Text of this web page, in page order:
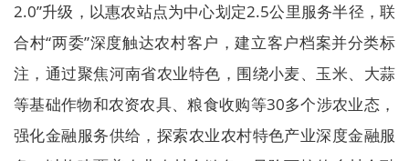
2.0”升级，以惠农站点为中心划定2.5公里服务半径，联
合村“两委”深度触达农村客户，建立客户档案并分类标
注，通过聚焦河南省农业特色，围绕小麦、玉米、大蒜
等基础作物和农资农具、粮食收购等30多个涉农业态，
强化金融服务供给，探索农业农村特色产业深度金融服